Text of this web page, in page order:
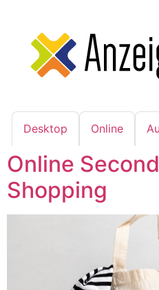
Desktop Online
Online
Shopping